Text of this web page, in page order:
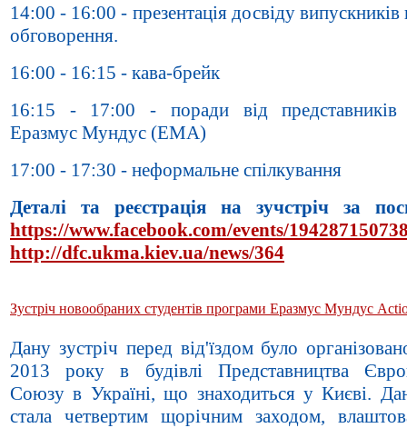
14:00 - 16:00 - презентація досвіду
обговорення.
16:00 - 16:15 - кава-брейк
16:15 - 17:00 - поради від представників
Еразмус Мундус (ЕМА)
17:00 - 17:30 - неформальне спілкування
Деталі та реєстрація на зучстріч за
https://www.facebook.com/events/
http://dfc.ukma.kiev.ua/news/364
Зустріч новообраних студентів програми Еразмус Мундус
Дану зустріч перед від'їздом було
2013 року в будівлі Представництва
Союзу в Україні, що знаходиться у Києві.
стала четвертим щорічним заходом,